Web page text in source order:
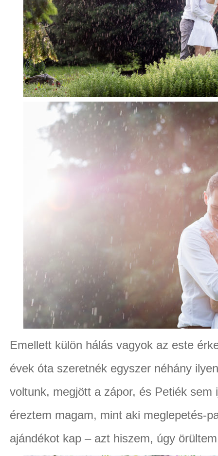
Emellett külön hálás vagyok az este
évek óta szeretnék egyszer néhány
voltunk, megjött a zápor, és Petiék sem
éreztem magam, mint aki meglepetés-
ajándékot kap – azt hiszem, úgy